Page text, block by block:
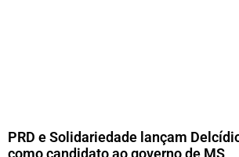
PRD e Solidariedade lançam
como candidato ao governo de MS